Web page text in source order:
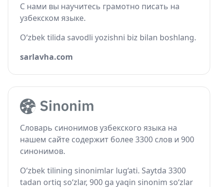
С нами вы научитесь грамотно писать на
узбекском языке.
O‘zbek tilida savodli yozishni biz bilan boshlang.
sarlavha.com
Словарь синонимов узбекского языка на
нашем сайте содержит более 3300 слов и 900
синонимов.
O‘zbek tilining sinonimlar lug‘ati. Saytda 3300
tadan ortiq so‘zlar, 900 ga yaqin sinonim so‘zlar